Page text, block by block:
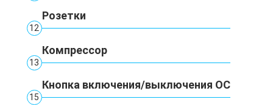
Розетки
12
Компрессор
13
Кнопка включения/выключения ОС
15